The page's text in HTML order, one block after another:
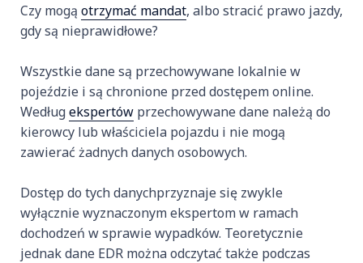
Czy mogą otrzymać mandat, albo stracić prawo jazdy,
gdy są nieprawidłowe?
Wszystkie dane są przechowywane lokalnie w
pojeździe i są chronione przed dostępem online.
Wedługekspertów przechowywane dane należą do
kierowcy lub właściciela pojazdu i nie mogą
zawierać żadnych danych osobowych.
Dostęp do tych danychprzyznaje się zwykle
wyłącznie wyznaczonym ekspertom w ramach
dochodzeń w sprawie wypadków. Teoretycznie
jednak dane EDR można odczytać także podczas